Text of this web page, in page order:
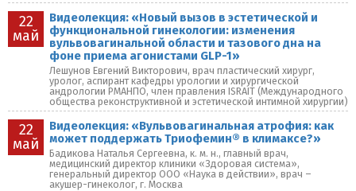
22
май
Видеолекция: «Новый вызов в эстетической и
функциональной гинекологии: изменения
вульвовагинальной области и тазового дна на
фоне приема агонистами GLP-1»
Лешунов Евгений Викторович, врач пластический хирург,
уролог, аспирант кафедры урологии и хирургической
андрологии РМАНПО, член правления ISRAIT (Международного
общества реконструктивной и эстетической интимной хирургии)
22
май
Видеолекция: «Вульвовагинальная атрофия: как
может поддержать Триофемин® в климаксе?»
Бадикова Наталья Сергеевна, к. м. н., главный врач,
медицинский директор клиники «Здоровая система»,
генеральный директор ООО «Наука в действии», врач –
акушер-гинеколог, г. Москва